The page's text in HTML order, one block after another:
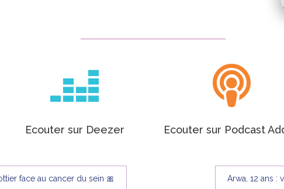

Ecouter sur Deezer

Ecouter sur Podcast
face au cancer du sein 🎀 Arwa, 12 ans :